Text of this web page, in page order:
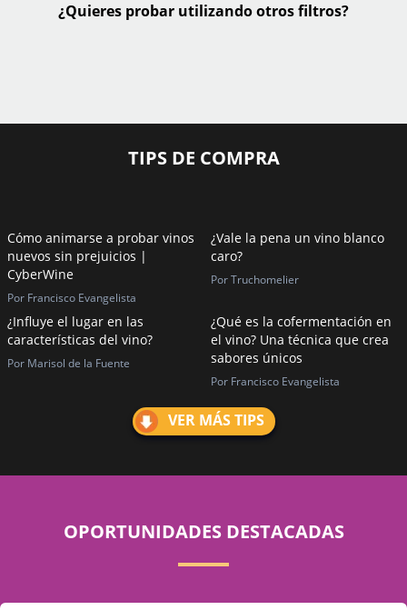
¿Quieres probar utilizando otros filtros?
TIPS DE COMPRA
Cómo animarse a probar vinos
nuevos sin prejuicios |
CyberWine
Por Francisco Evangelista
¿Vale la pena un vino blanco
caro?
Por Truchomelier
¿Influye el lugar en las
características del vino?
Por Marisol de la Fuente
¿Qué es la cofermentación en
el vino? Una técnica que crea
sabores únicos
Por Francisco Evangelista
VER MÁS TIPS
OPORTUNIDADES DESTACADAS